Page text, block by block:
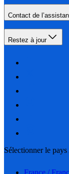
Contact de
Restez à jour
Sélectionner le
France /